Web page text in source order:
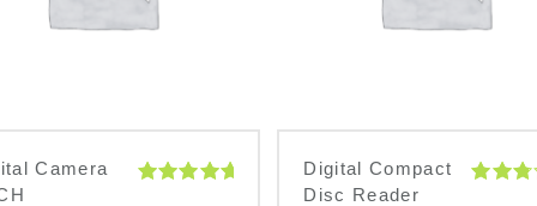
Camera
Digital Compact
Disc Reader